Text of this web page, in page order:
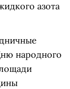
азота
народного